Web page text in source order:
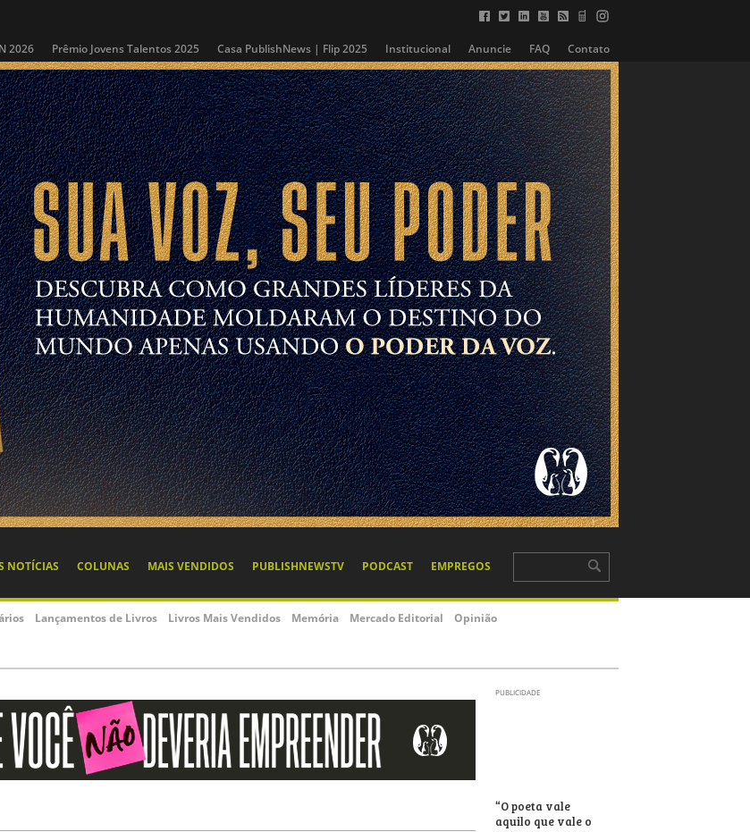
2026 Prêmio Jovens Talentos 2025 Casa PublishNews | Flip 2025 Institucional Anuncie FAQ Contato
NOTÍCIAS COLUNAS MAIS VENDIDOS PUBLISHNEWSTV PODCAST EMPREGOS
Lançamentos de Livros Livros Mais Vendidos Memória Mercado Editorial Opinião
PUBLICIDADE
“O poeta vale
aquilo que vale o